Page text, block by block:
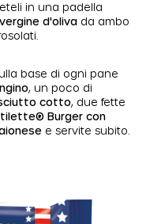
in una padella
d'oliva da ambo
base di ogni pane
, un poco di
cotto, due fette
Burger con
e servite subito.